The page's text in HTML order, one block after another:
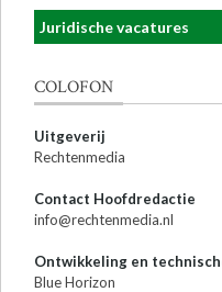
Juridische vacatures
COLOFON
Uitgeverij
Rechtenmedia
Contact Hoofdredactie
info@rechtenmedia.nl
Ontwikkeling en
Blue Horizon